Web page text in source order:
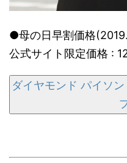
●母の日早割価格
公式サイト限定価格 :
ダイヤモンド パイソ